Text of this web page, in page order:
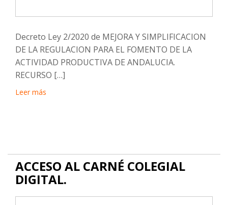
Decreto Ley 2/2020 de MEJORA Y SIMPLIFICACION
DE LA REGULACION PARA EL FOMENTO DE LA
ACTIVIDAD PRODUCTIVA DE ANDALUCIA.
RECURSO […]
Leer más
ACCESO AL CARNÉ COLEGIAL
DIGITAL.